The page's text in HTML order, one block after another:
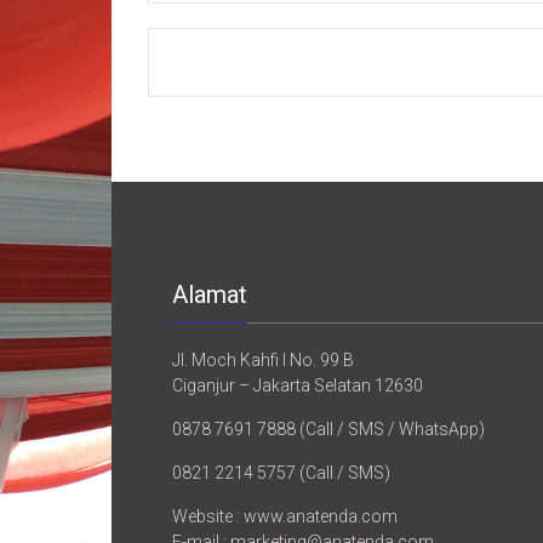
Alamat
Jl. Moch Kahfi I No. 99 B
Ciganjur – Jakarta Selatan 12630
0878 7691 7888 (Call / SMS / WhatsApp)
0821 2214 5757 (Call / SMS)
Website : www.anatenda.com